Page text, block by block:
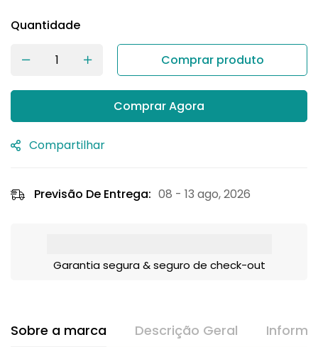
Quantidade
Comprar produto
Comprar Agora
Compartilhar
Previsão De Entrega: 08 - 13 ago, 2026
Garantia segura & seguro de check-out
Sobre a marca Descrição Geral